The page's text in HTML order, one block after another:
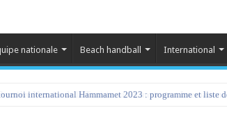
nationale Beach handball International
international Hammamet 2023 : programme et liste